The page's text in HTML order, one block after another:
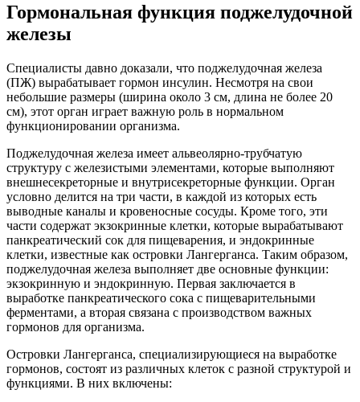
Гормональная функция поджелудочной
железы
Специалисты давно доказали, что поджелудочная железа
(ПЖ) вырабатывает гормон инсулин. Несмотря на свои
небольшие размеры (ширина около 3 см, длина не более 20
см), этот орган играет важную роль в нормальном
функционировании организма.
Поджелудочная железа имеет альвеолярно-трубчатую
структуру с железистыми элементами, которые выполняют
внешнесекреторные и внутрисекреторные функции. Орган
условно делится на три части, в каждой из которых есть
выводные каналы и кровеносные сосуды. Кроме того, эти
части содержат экзокринные клетки, которые вырабатывают
панкреатический сок для пищеварения, и эндокринные
клетки, известные как островки Лангерганса. Таким образом,
поджелудочная железа выполняет две основные функции:
экзокринную и эндокринную. Первая заключается в
выработке панкреатического сока с пищеварительными
ферментами, а вторая связана с производством важных
гормонов для организма.
Островки Лангерганса, специализирующиеся на выработке
гормонов, состоят из различных клеток с разной структурой и
функциями. В них включены: